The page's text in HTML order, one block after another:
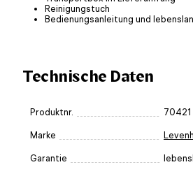
Reinigungstuch
Bedienungsanleitung und
Technische Daten
Produktnr. 70421
Marke
Garantie